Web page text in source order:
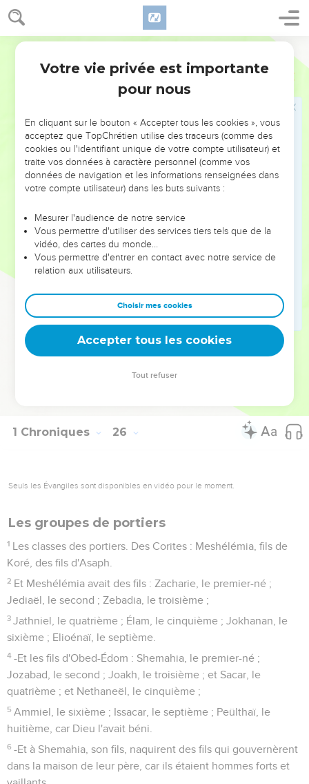
1 Chroniques 25
Le huitième, à Ésaïe, ses fils et ses frères, douze.
16 Le neuvième, à Matthania, ses fils et ses frères, douze.
Le dixième, à Shimhi, ses fils et ses frères, douze.
Le onzième, à Azareël, ses fils et ses frères, douze.
Le douzième, à Hashabia, ses fils et ses frères, douze.
Le quatorzième, à Matthithia, ses fils et ses frères, douze.
Le quinzième, à Jérémoth, ses fils et ses frères, douze.
Le seizième, à Hanania, ses fils et ses frères, douze.
Le dix-septième, à Joshbekasha, ses fils et ses frères,
Le dix-huitième, à Hanani, ses fils et ses frères, douze.
Le dix-neuvième, à Mallothi, ses fils et ses frères, douze.
Le vingtième, à Élijatha, ses fils et ses frères, douze.
Le vingt et unième, à Hothir, ses fils et ses frères, douze.
Le vingt-deuxième, à Guiddalthi, ses fils et ses frères,
douze.
Le vingt-troisième, à Makhazioth, ses fils et ses frères,
1 Chroniques 26
Seuls les Évangiles sont disponibles en vidéo pour le moment.
Les groupes de portiers
1 Les classes des portiers. Des Corites : Meshélémia, fils de
Koré, des fils d'Asaph.
2 Et Meshélémia avait des fils : Zacharie, le premier-né ;
Jediaël, le second ; Zebadia, le troisième ;
3 Jathniel, le quatrième ; Élam, le cinquième ; Jokhanan, le
sixième ; Elioénaï, le septième.
4 -Et les fils d'Obed-Édom : Shemahia, le premier-né ;
Jozabad, le second ; Joakh, le troisième ; et Sacar, le
quatrième ; et Nethaneël, le cinquième ;
5 Ammiel, le sixième ; Issacar, le septième ; Peülthaï, le
huitième, car Dieu l'avait béni.
6 -Et à Shemahia, son fils, naquirent des fils qui gouvernèrent
dans la maison de leur père, car ils étaient hommes forts et
Votre vie privée est importante
pour nous
En cliquant sur le bouton « Accepter tous les cookies », vous
acceptez que TopChrétien utilise des traceurs (comme des
cookies ou l'identifiant unique de votre compte utilisateur) et
traite vos données à caractère personnel (comme vos
données de navigation et les informations renseignées dans
votre compte utilisateur) dans les buts suivants :
Mesurer l'audience de notre service
Vous permettre d'utiliser des services tiers tels que de la
vidéo, des cartes du monde…
Vous permettre d'entrer en contact avec notre service de
relation aux utilisateurs.
Choisir mes cookies
Accepter tous les cookies
Tout refuser